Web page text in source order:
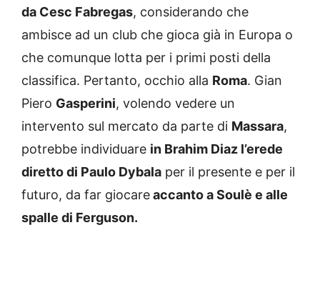
da Cesc Fabregas, considerando che
ambisce ad un club che gioca già in Europa o
che comunque lotta per i primi posti della
classifica. Pertanto, occhio alla Roma. Gian
Piero Gasperini, volendo vedere un
intervento sul mercato da parte di Massara,
potrebbe individuare in Brahim Diaz l’erede
diretto di Paulo Dybala per il presente e per il
futuro, da far giocareaccanto a Soulè e alle
spalle di Ferguson.